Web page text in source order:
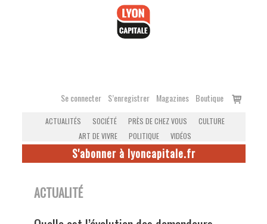
Se connecter S’enregistrer Magazines Boutique
Voir
ACTUALITÉS SOCIÉTÉ PRÈS DE CHEZ VOUS
CULTURE
ART DE VIVRE
POLITIQUE VIDÉOS
S'abonner à lyoncapitale.fr
ACTUALITÉ